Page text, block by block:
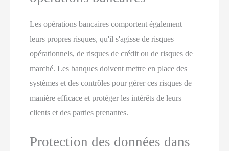
Les opérations bancaires comportent également
leurs propres risques, qu'il s'agisse de risques
opérationnels, de risques de crédit ou de risques de
marché. Les banques doivent mettre en place des
systèmes et des contrôles pour gérer ces risques de
manière efficace et protéger les intérêts de leurs
clients et des parties prenantes.
Protection des données dans